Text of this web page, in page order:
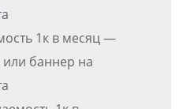
1к в месяц —
или баннер на